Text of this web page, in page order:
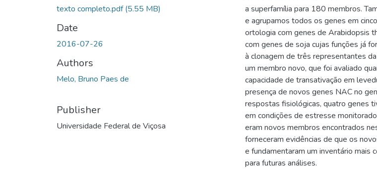
texto completo.pdf(5.55 MB)
Date
2016-07-26
Authors
Melo, Bruno Paes de
Publisher
Universidade Federal de Viçosa
a superfamília para 180 membros.
e agrupamos todos os genes em
ortologia com genes de Arabidopsis
com genes de soja cujas funções já
à clonagem de três representantes
um membro novo, que foi avaliado
capacidade de transativação em
presença de novos genes NAC no
respostas fisiológicas, quatro genes
em condições de estresse
eram novos membros encontrados
forneceram evidências de que os
e fundamentaram um inventário mais
para futuras análises.